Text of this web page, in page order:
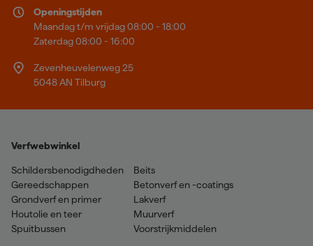
Openingstijden
Maandag t/m vrijdag 08:00 - 18:00
Zaterdag 08:00 - 16:00
Zevenheuvelenweg 25
5048 AN Tilburg
Verfwebwinkel
Schildersbenodigdheden
Gereedschappen
Grondverf en primer
Houtolie en teer
Spuitbussen
Beits
Betonverf en -coatings
Lakverf
Muurverf
Voorstrijkmiddelen